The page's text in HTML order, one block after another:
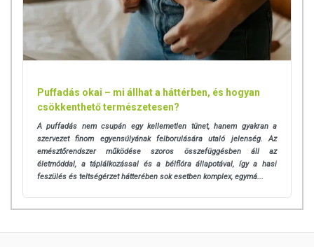
Puffadás okai – mi állhat a háttérben, és hogyan
csökkenthető természetesen?
A puffadás nem csupán egy kellemetlen tünet, hanem gyakran a
szervezet finom egyensúlyának felborulására utaló jelenség. Az
emésztőrendszer működése szoros összefüggésben áll az
életmóddal, a táplálkozással és a bélflóra állapotával, így a hasi
feszülés és teltségérzet hátterében sok esetben komplex, egymá...